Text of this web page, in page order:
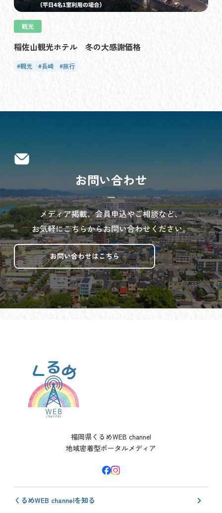
観光
稲佐山観光ホテル 冬の大感謝価格
観光 長崎 旅行
お問い合わせ
メディア掲載、会員申込やご相談など、
お気軽にこちらからお問い合わせください。
お問い合わせはこちら
福岡県くるめWEB channel
地域密着型ポータルメディア
facebook
は
イ
ン
くるめWEB channelを知る